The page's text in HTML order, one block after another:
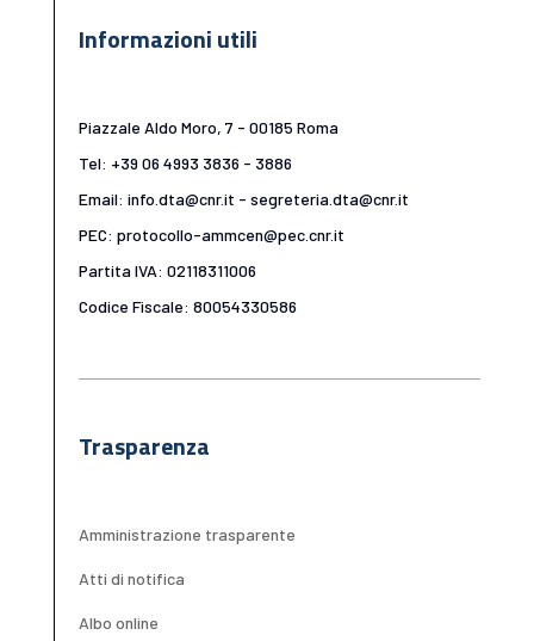
Informazioni utili
Piazzale Aldo Moro, 7 - 00185 Roma
Tel: +39 06 4993 3836 - 3886
Email: info.dta@cnr.it - segreteria.dta@cnr.it
PEC: protocollo-ammcen@pec.cnr.it
Partita IVA: 02118311006
Codice Fiscale: 80054330586
Trasparenza
Amministrazione trasparente
Atti di notifica
Albo online